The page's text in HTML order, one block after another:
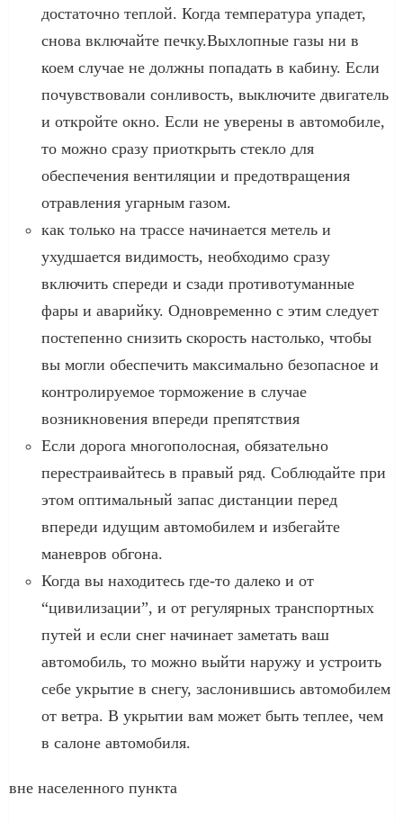
достаточно теплой. Когда температура упадет,
снова включайте печку.Выхлопные газы ни в
коем случае не должны попадать в кабину. Если
почувствовали сонливость, выключите двигатель
и откройте окно. Если не уверены в автомобиле,
то можно сразу приоткрыть стекло для
обеспечения вентиляции и предотвращения
отравления угарным газом.
как только на трассе начинается метель и
ухудшается видимость, необходимо сразу
включить спереди и сзади противотуманные
фары и аварийку. Одновременно с этим следует
постепенно снизить скорость настолько, чтобы
вы могли обеспечить максимально безопасное и
контролируемое торможение в случае
возникновения впереди препятствия
Если дорога многополосная, обязательно
перестраивайтесь в правый ряд. Соблюдайте при
этом оптимальный запас дистанции перед
впереди идущим автомобилем и избегайте
маневров обгона.
Когда вы находитесь где-то далеко и от
“цивилизации”, и от регулярных транспортных
путей и если снег начинает заметать ваш
автомобиль, то можно выйти наружу и устроить
себе укрытие в снегу, заслонившись автомобилем
от ветра. В укрытии вам может быть теплее, чем
в салоне автомобиля.
вне населенного пункта